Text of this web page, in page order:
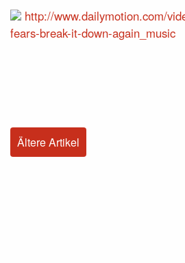
http://www.dailymotion.com/
fears-break-it-down-again_music
Ältere Artikel